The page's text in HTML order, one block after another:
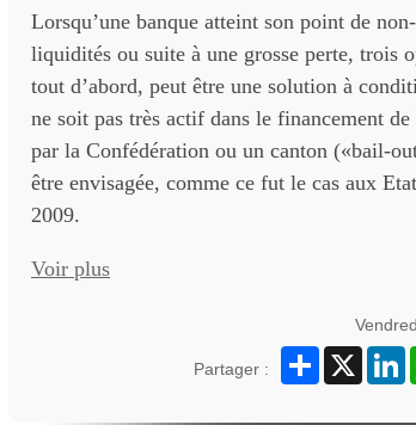
Lorsqu’une banque atteint son point de
liquidités ou suite à une grosse perte, trois
tout d’abord, peut être une solution à
ne soit pas très actif dans le financement
par la Confédération ou un canton («bail-
être envisagée, comme ce fut le cas aux
2009.
Voir plus
Partager :
Partager
X